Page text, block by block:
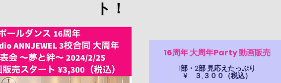
ト！
​16周年 大周年Party 動画販売
1部・2部 見応えたっぷり
​¥ ３,３００（税込）